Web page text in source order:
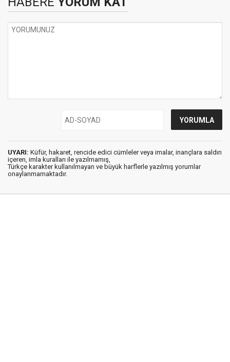
UYARI: Küfür, hakaret, rencide edici cümleler veya imalar, inançlara saldırı
içeren, imla kuralları ile yazılmamış,
Türkçe karakter kullanılmayan ve büyük harflerle yazılmış yorumlar
onaylanmamaktadır.